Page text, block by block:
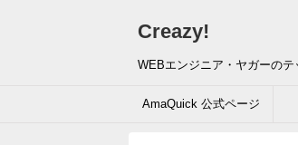
Creazy!
WEBエンジニア・ヤガーの
AmaQuick 公式ページ